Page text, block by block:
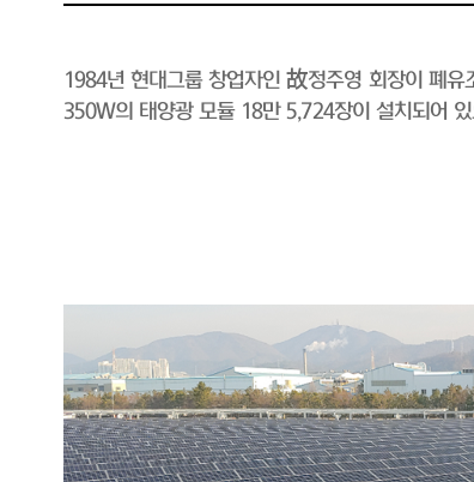
1984년 현대그룹 창업자인 故정주영 회장이 폐
350W의 태양광 모듈 18만 5,724장이 설치되어